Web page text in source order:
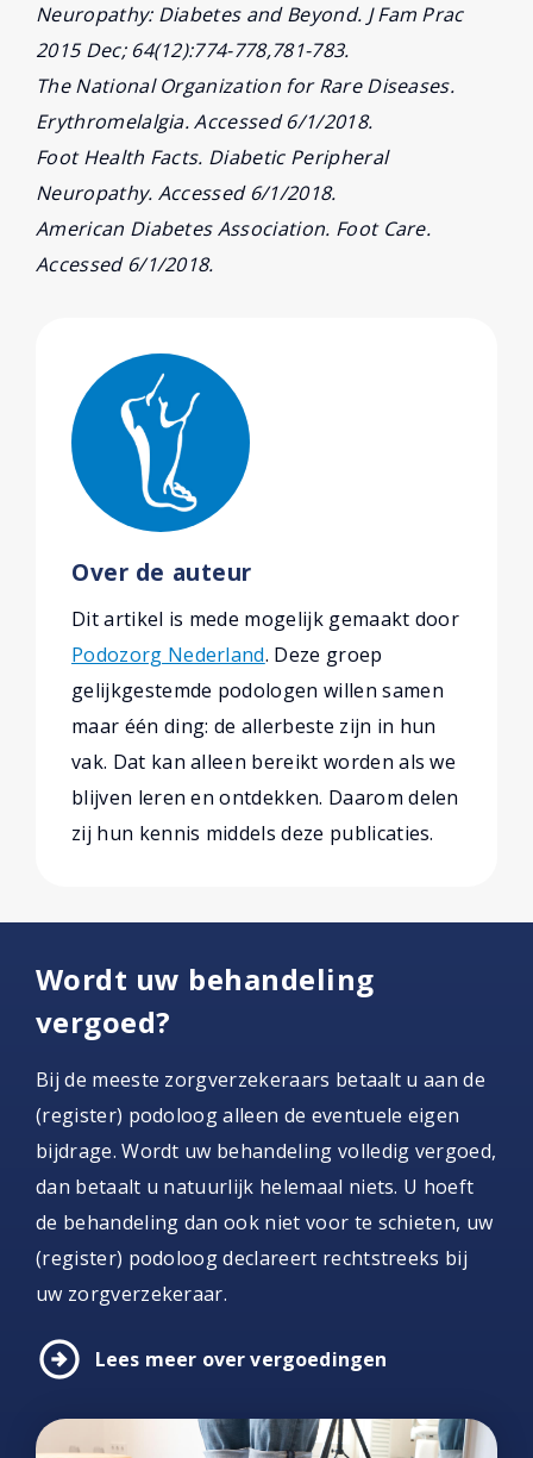
Neuropathy: Diabetes and Beyond. J Fam Prac
2015 Dec; 64(12):774-778,781-783.
The National Organization for Rare Diseases.
Erythromelalgia. Accessed 6/1/2018.
Foot Health Facts. Diabetic Peripheral
Neuropathy. Accessed 6/1/2018.
American Diabetes Association. Foot Care.
Accessed 6/1/2018.
Over de auteur
Dit artikel is mede mogelijk gemaakt door
Podozorg Nederland. Deze groep
gelijkgestemde podologen willen samen
maar één ding: de allerbeste zijn in hun
vak. Dat kan alleen bereikt worden als we
blijven leren en ontdekken. Daarom delen
zij hun kennis middels deze publicaties.
Wordt uw behandeling
vergoed?
Bij de meeste zorgverzekeraars betaalt u aan de
(register) podoloog alleen de eventuele eigen
bijdrage. Wordt uw behandeling volledig vergoed,
dan betaalt u natuurlijk helemaal niets. U hoeft
de behandeling dan ook niet voor te schieten, uw
(register) podoloog declareert rechtstreeks bij
uw zorgverzekeraar.
arrow_circle_right Lees meer over vergoedingen